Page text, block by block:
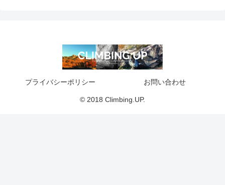
プライバシーポリシー お問い合わせ
© 2018 Climbing.UP.